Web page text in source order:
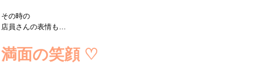
その時の
店員さんの表情も…
満面の笑顔 ♡